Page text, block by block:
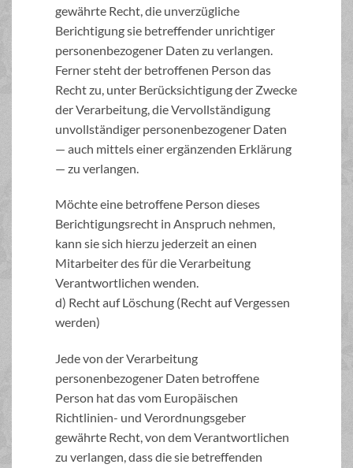
gewährte Recht, die unverzügliche
Berichtigung sie betreffender unrichtiger
personenbezogener Daten zu verlangen.
Ferner steht der betroffenen Person das
Recht zu, unter Berücksichtigung der Zwecke
der Verarbeitung, die Vervollständigung
unvollständiger personenbezogener Daten
— auch mittels einer ergänzenden Erklärung
— zu verlangen.
Möchte eine betroffene Person dieses
Berichtigungsrecht in Anspruch nehmen,
kann sie sich hierzu jederzeit an einen
Mitarbeiter des für die Verarbeitung
Verantwortlichen wenden.
d) Recht auf Löschung (Recht auf Vergessen
werden)
Jede von der Verarbeitung
personenbezogener Daten betroffene
Person hat das vom Europäischen
Richtlinien- und Verordnungsgeber
gewährte Recht, von dem Verantwortlichen
zu verlangen, dass die sie betreffenden